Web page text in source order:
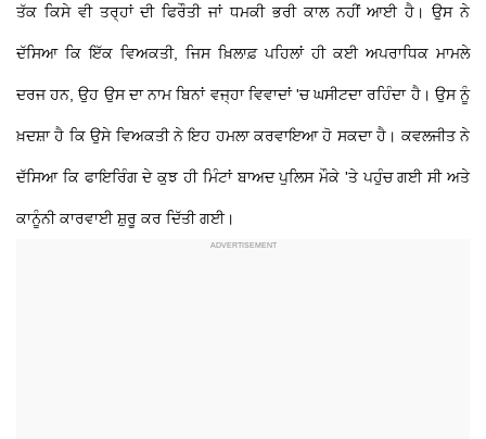
ਤੱਕ ਕਿਸੇ ਵੀ ਤਰ੍ਹਾਂ ਦੀ ਫਿਰੌਤੀ ਜਾਂ ਧਮਕੀ ਭਰੀ ਕਾਲ ਨਹੀਂ ਆਈ ਹੈ। ਉਸ ਨੇ
ਦੱਸਿਆ ਕਿ ਇੱਕ ਵਿਅਕਤੀ, ਜਿਸ ਖ਼ਿਲਾਫ਼ ਪਹਿਲਾਂ ਹੀ ਕਈ ਅਪਰਾਧਿਕ ਮਾਮਲੇ
ਦਰਜ ਹਨ, ਉਹ ਉਸ ਦਾ ਨਾਮ ਬਿਨਾਂ ਵਜ੍ਹਾ ਵਿਵਾਦਾਂ 'ਚ ਘਸੀਟਦਾ ਰਹਿੰਦਾ ਹੈ। ਉਸ ਨੂੰ
ਖ਼ਦਸ਼ਾ ਹੈ ਕਿ ਉਸੇ ਵਿਅਕਤੀ ਨੇ ਇਹ ਹਮਲਾ ਕਰਵਾਇਆ ਹੋ ਸਕਦਾ ਹੈ। ਕਵਲਜੀਤ ਨੇ
ਦੱਸਿਆ ਕਿ ਫਾਇਰਿੰਗ ਦੇ ਕੁਝ ਹੀ ਮਿੰਟਾਂ ਬਾਅਦ ਪੁਲਿਸ ਮੌਕੇ 'ਤੇ ਪਹੁੰਚ ਗਈ ਸੀ ਅਤੇ
ਕਾਨੂੰਨੀ ਕਾਰਵਾਈ ਸ਼ੁਰੂ ਕਰ ਦਿੱਤੀ ਗਈ।